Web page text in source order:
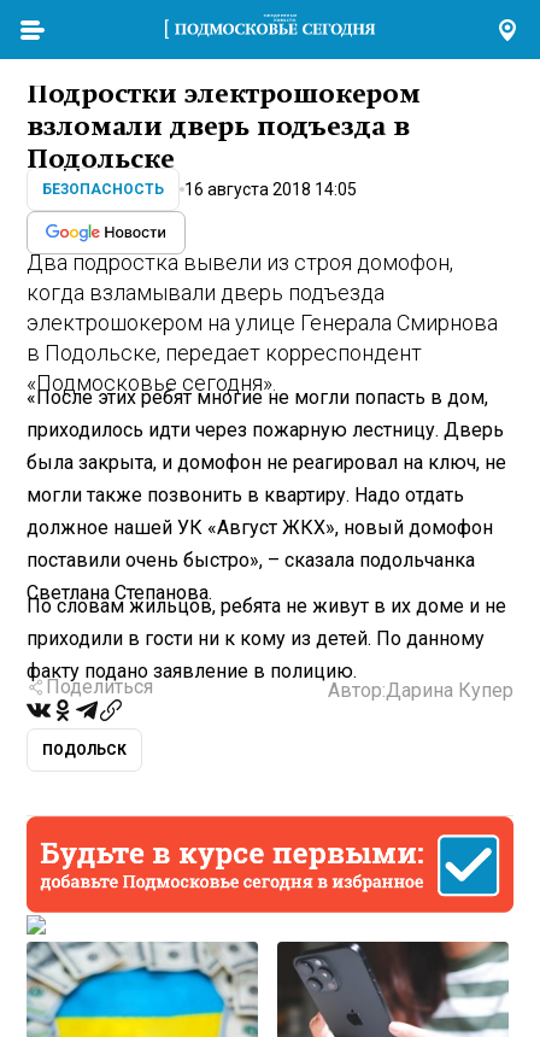
Подростки электрошокером
взломали дверь подъезда в
Подольске
БЕЗОПАСНОСТЬ 16 августа 2018 14:05
Два подростка вывели из строя домофон,
когда взламывали дверь подъезда
электрошокером на улице Генерала Смирнова
в Подольске, передает корреспондент
«Подмосковье сегодня».
«После этих ребят многие не могли попасть в дом,
приходилось идти через пожарную лестницу. Дверь
была закрыта, и домофон не реагировал на ключ, не
могли также позвонить в квартиру. Надо отдать
должное нашей УК «Август ЖКХ», новый домофон
поставили очень быстро», – сказала подольчанка
Светлана Степанова.
По словам жильцов, ребята не живут в их доме и не
приходили в гости ни к кому из детей. По данному
факту подано заявление в полицию.
Поделиться Автор:Дарина Купер
ПОДОЛЬСК